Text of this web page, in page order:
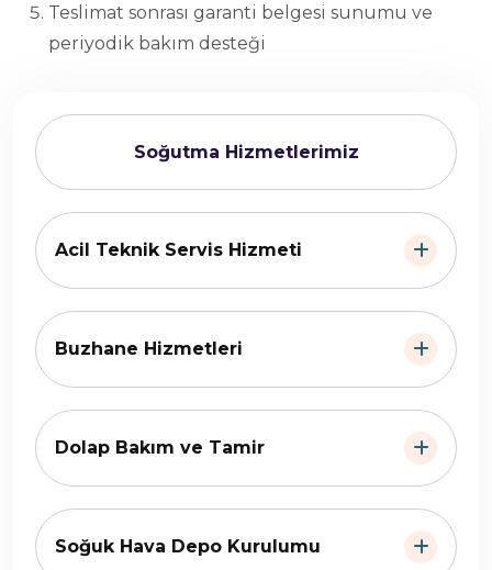
Soğutma Hizmetlerimiz
Acil Teknik Servis Hizmeti
Buzhane Hizmetleri
Dolap Bakım ve Tamir
Soğuk Hava Depo Kurulumu
Teslimat sonrası garanti belgesi sunumu ve
periyodik bakım desteği